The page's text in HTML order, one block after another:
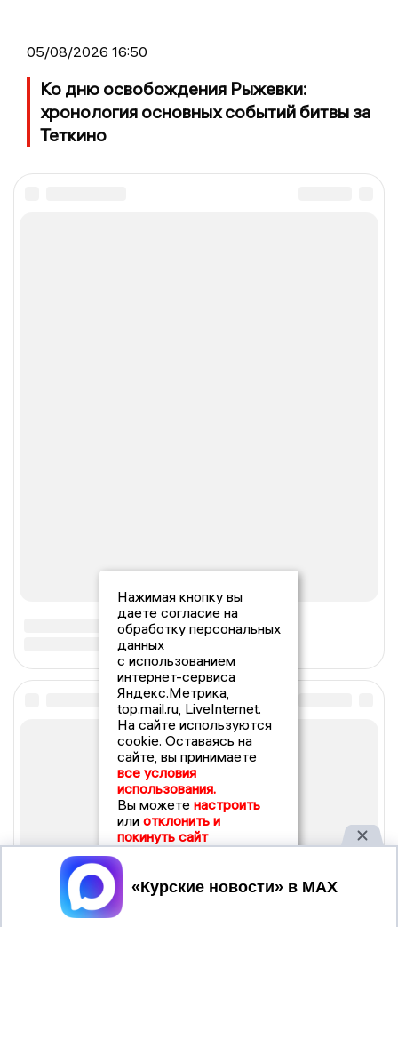
05/08/2026 16:50
Ко дню освобождения Рыжевки:
хронология основных событий битвы за
Теткино
Нажимая кнопку вы
даете согласие на
обработку персональных
данных
с использованием
интернет-сервиса
Яндекс.Метрика,
top.mail.ru, LiveInternet.
На сайте используются
cookie. Оставаясь на
сайте, вы принимаете
все условия
использования.
Вы можете настроить
или отклонить и
покинуть сайт
Принять